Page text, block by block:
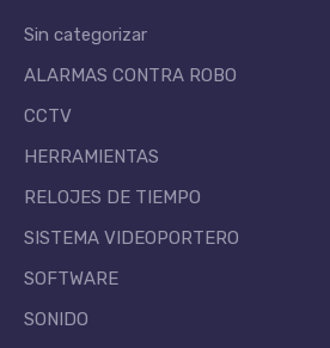
Sin categorizar
ALARMAS CONTRA ROBO
CCTV
HERRAMIENTAS
RELOJES DE TIEMPO
SISTEMA VIDEOPORTERO
SOFTWARE
SONIDO